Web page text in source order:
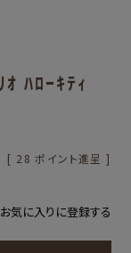
ﾊﾛｰｷﾃｨ
[ 28 ポイント進呈 ]
お気に入りに登録する